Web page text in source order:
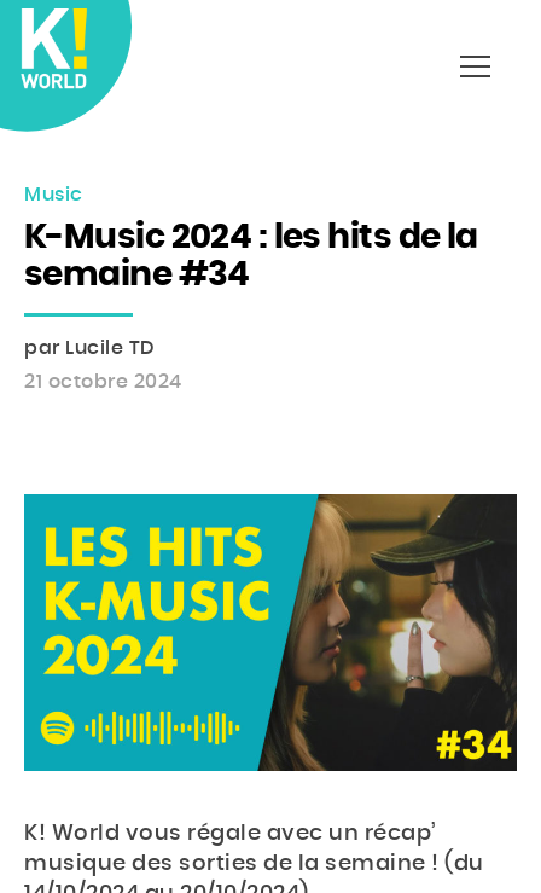
Music
K-Music 2024 : les hits de la
semaine #34
par Lucile TD
21 octobre 2024
K! World vous régale avec un récap’
musique des sorties de la semaine ! (du